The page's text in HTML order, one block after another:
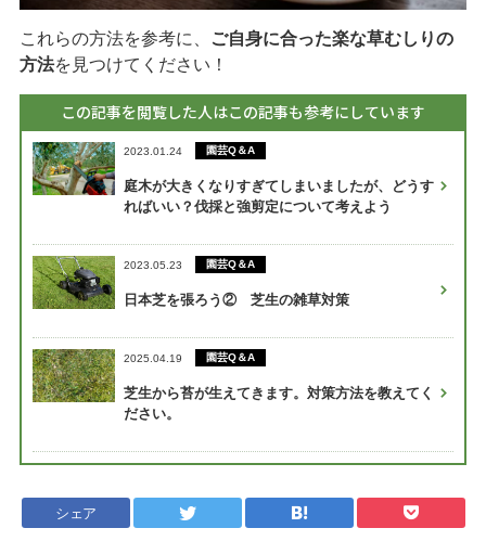
これらの方法を参考に、
ご自身に合った楽な草むしりの
方法を見つけてください！
この記事を閲覧した人はこの記事も参考にしています
2023.01.24 園芸Q＆A
庭木が大きくなりすぎてしまいましたが、どうす
ればいい？伐採と強剪定について考えよう
2023.05.23 園芸Q＆A
日本芝を張ろう② 芝生の雑草対策
2025.04.19 園芸Q＆A
芝生から苔が生えてきます。対策方法を教えてく
ださい。
シェア